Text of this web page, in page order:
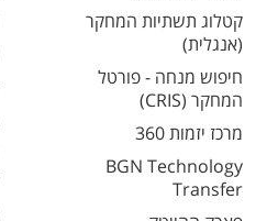
קטלוג תשתיות המחקר
(אנגלית)
חיפוש מנחה - פורטל
המחקר (CRIS)
מרכז יזמות 360
BGN Technology
Transfer